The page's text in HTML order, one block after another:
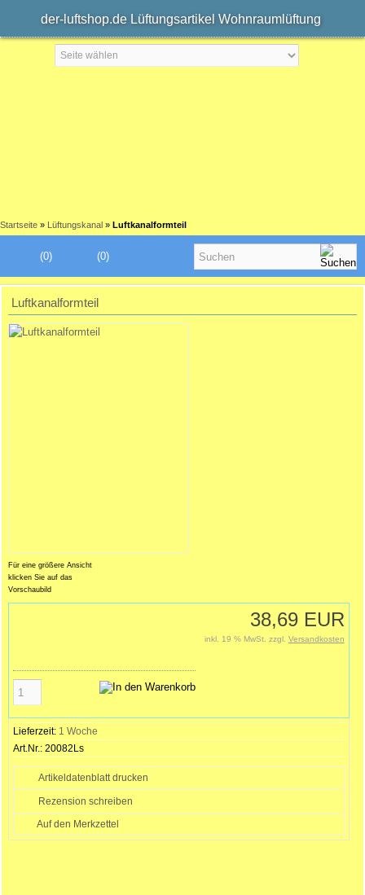
der-luftshop.de Lüftungsartikel Wohnraumlüftung
Startseite » Lüftungskanal » Luftkanalformteil
(0)
(0)
Luftkanalformteil
Für eine größere Ansicht
klicken Sie auf das
Vorschaubild
38,69 EUR
inkl. 19 % MwSt. zzgl. Versandkosten
Lieferzeit: 1 Woche
Art.Nr.: 20082Ls
Artikeldatenblatt drucken
Rezension schreiben